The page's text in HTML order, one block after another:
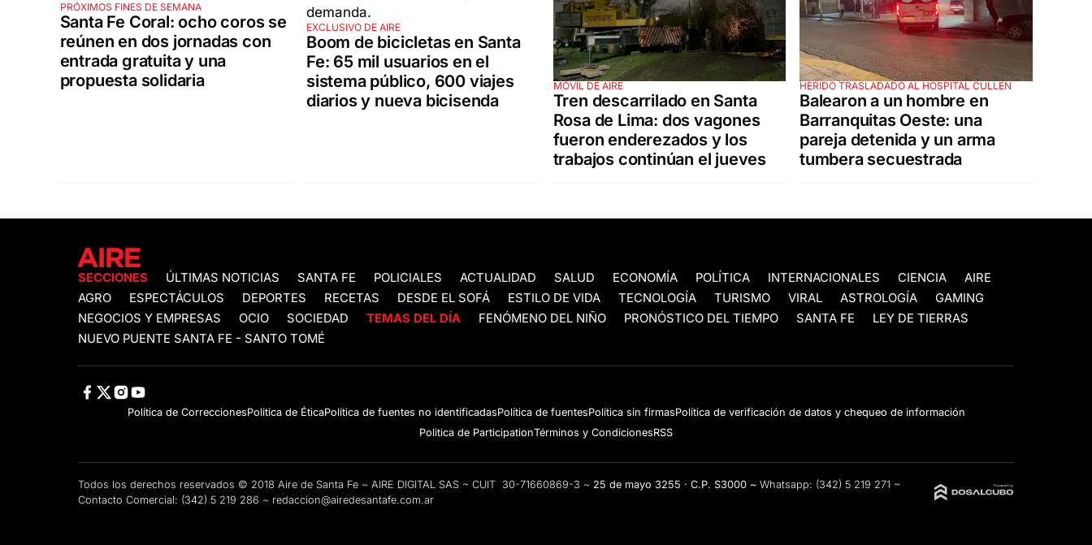
PRÓXIMOS FINES DE SEMANA
Santa Fe Coral: ocho coros se
reúnen en dos jornadas con
entrada gratuita y una
propuesta solidaria
EXCLUSIVO DE AIRE
Boom de bicicletas en Santa
Fe: 65 mil usuarios en el
sistema público, 600 viajes
diarios y nueva bicisenda
MÓVIL DE AIRE
Tren descarrilado en Santa
Rosa de Lima: dos vagones
fueron enderezados y los
trabajos continúan el jueves
HERIDO TRASLADADO AL HOSPITAL CULLEN
Balearon a un hombre en
Barranquitas Oeste: una
pareja detenida y un arma
tumbera secuestrada
SECCIONES ÚLTIMAS NOTICIAS SANTA FE POLICIALES ACTUALIDAD SALUD ECONOMÍA POLÍTICA INTERNACIONALES CIENCIA
AIRE
AGRO
ESPECTÁCULOS DEPORTES RECETAS DESDE EL SOFÁ ESTILO DE VIDA TECNOLOGÍA TURISMO VIRAL ASTROLOGÍA
GAMING
NEGOCIOS Y EMPRESAS
OCIO SOCIEDAD TEMAS DEL DÍA FENÓMENO DEL NIÑO PRONÓSTICO DEL TIEMPO SANTA FE
LEY DE TIERRAS
NUEVO PUENTE SANTA FE - SANTO TOMÉ
Política de CorreccionesPolitica de ÉticaPolítica de fuentes no identificadasPolítica de fuentesPolítica sin firmasPolítica de verificación de datos y chequeo de información
Politica de ParticipationTérminos y CondicionesRSS
Todos los derechos reservados © 2018 Aire de Santa Fe ~ AIRE DIGITAL SAS ~ CUIT 30-71660869-3 ~ 25 de mayo 3255 · C.P. S3000 ~ Whatsapp: (342) 5 219 271 ~
Contacto Comercial: (342) 5 219 286 ~ redaccion@airedesantafe.com.ar